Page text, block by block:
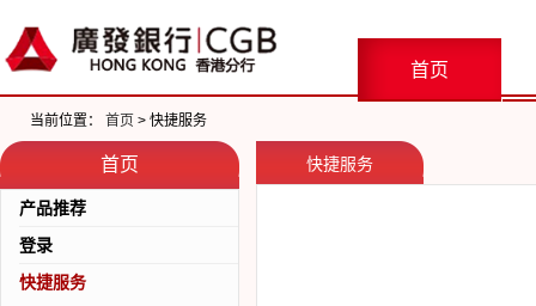
首页
当前位置： 首页 > 快捷服务
首页
产品推荐
工程融资服务
资产托管
登录
企业网银
快捷服务
快捷服务